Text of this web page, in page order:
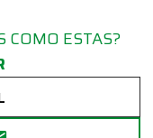
COMO ESTAS?